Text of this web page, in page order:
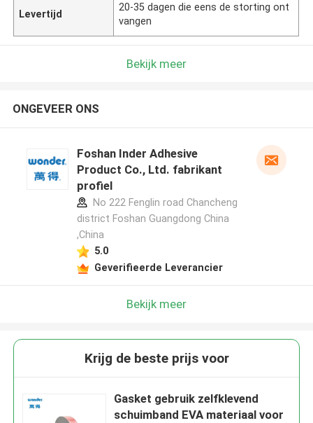
Levertijd
20-35 dagen die eens de storting ont
vangen
Bekijk meer
ONGEVEER ONS
Foshan Inder Adhesive
Product Co., Ltd. fabrikant
profiel
No 222 Fenglin road Chancheng
district Foshan Guangdong China
,China
5.0
Geverifieerde Leverancier
Bekijk meer
Krijg de beste prijs voor
Gasket gebruik zelfklevend
schuimband EVA materiaal voor